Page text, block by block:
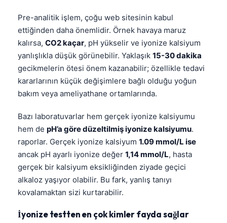
Pre-analitik işlem, çoğu web sitesinin kabul
ettiğinden daha önemlidir. Örnek havaya maruz
kalırsa, CO2 kaçar, pH yükselir ve iyonize kalsiyum
yanlışlıkla düşük görünebilir. Yaklaşık 15-30 dakika
gecikmelerin ötesi önem kazanabilir; özellikle tedavi
kararlarının küçük değişimlere bağlı olduğu yoğun
bakım veya ameliyathane ortamlarında.
Bazı laboratuvarlar hem gerçek iyonize kalsiyumu
hem de pH’a göre düzeltilmiş iyonize kalsiyumu.
raporlar. Gerçek iyonize kalsiyum 1.09 mmol/L ise
ancak pH ayarlı iyonize değer 1,14 mmol/L, hasta
gerçek bir kalsiyum eksikliğinden ziyade geçici
alkaloz yaşıyor olabilir. Bu fark, yanlış tanıyı
kovalamaktan sizi kurtarabilir.
İyonize testten en çok kimler fayda sağlar